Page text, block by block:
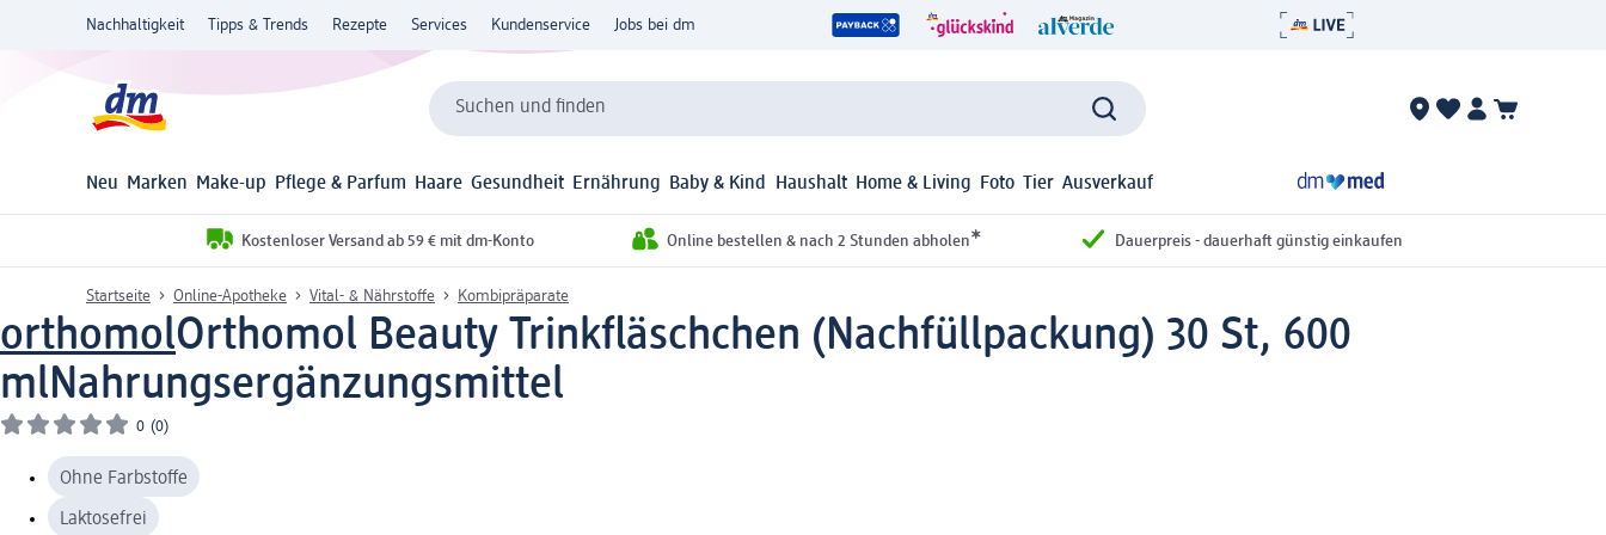
Nachhaltigkeit Tipps & Trends Rezepte Services Kundenservice Jobs bei dm
Suchen und finden
Neu Marken Make-up Pflege & Parfum Haare Gesundheit Ernährung Baby & Kind Haushalt Home & Living Foto Tier Ausverkauf
Kostenloser Versand ab 59 € mit dm-Konto Online bestellen & nach 2 Stunden abholen* Dauerpreis - dauerhaft günstig einkaufen
Startseite Online-Apotheke Vital- & Nährstoffe Kombipräparate
orthomolOrthomol Beauty Trinkfläschchen (Nachfüllpackung) 30 St, 600
mlNahrungsergänzungsmittel
0 (0)
Ohne Farbstoffe
Laktosefrei